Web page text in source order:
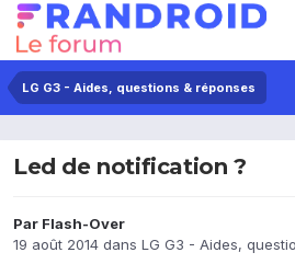
LG G3 - Aides, questions & réponses
Led de notification ?
Par Flash-Over
19 août 2014 dans LG G3 - Aides,